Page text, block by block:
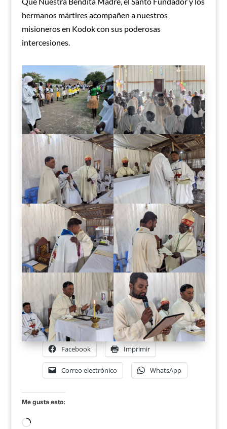
hermanos mártires acompañen a nuestros
misioneros en Kodok con sus poderosas
intercesiones.
Facebook Imprimir
Correo electrónico WhatsApp
Me gusta esto:
Cargando...